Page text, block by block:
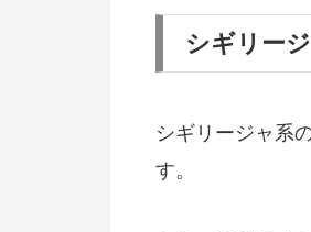
シギリー
シギリージャ系
す。